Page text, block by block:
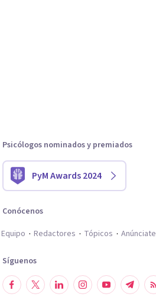
Psicólogos nominados y premiados
PyM Awards 2024
Conócenos
Equipo
Redactores Tópicos Anúnciate
Síguenos